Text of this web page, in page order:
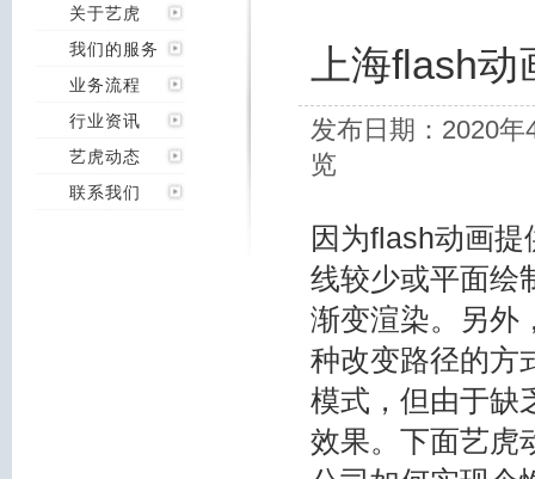
关于艺虎
我们的服务
业务流程
行业资讯
艺虎动态
联系我们
上海flash
发布日期：2020
览
因为flash动画
线较少或平面绘
渐变渲染。另外
种改变路径的方
模式，但由于缺
效果。下面艺虎